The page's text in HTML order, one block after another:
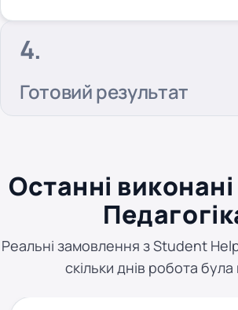
Готовий результат
Останні виконані
Реальні замовлення з Student
скільки днів робота була